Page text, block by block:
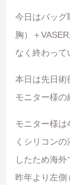
今日はバッグ
胸）＋
なく終わって
本日は先日術
モニター様の
モニター様は
くシリコン
したため海外
昨年より左側